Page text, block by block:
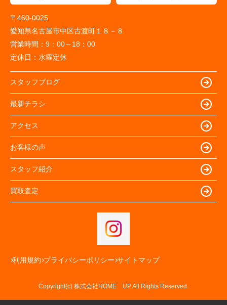
〒460-0025
愛知県名古屋市中区古渡町１８－８
営業時間： 9：00～18：00
定休日： 水曜定休
スタッフブログ
最新チラシ
アクセス
お客様の声
スタッフ紹介
買取査定
利用規約 プライバシーポリシー サイトマップ
Copyright(c) 株式会社HOME UP All Rights Reserved.